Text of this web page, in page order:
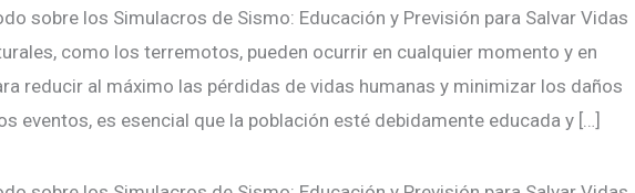
sobre los Simulacros de Sismo: Educación y Previsión para Salvar Vidas
como los terremotos, pueden ocurrir en cualquier momento y en
reducir al máximo las pérdidas de vidas humanas y minimizar los daños
eventos, es esencial que la población esté debidamente educada y […]